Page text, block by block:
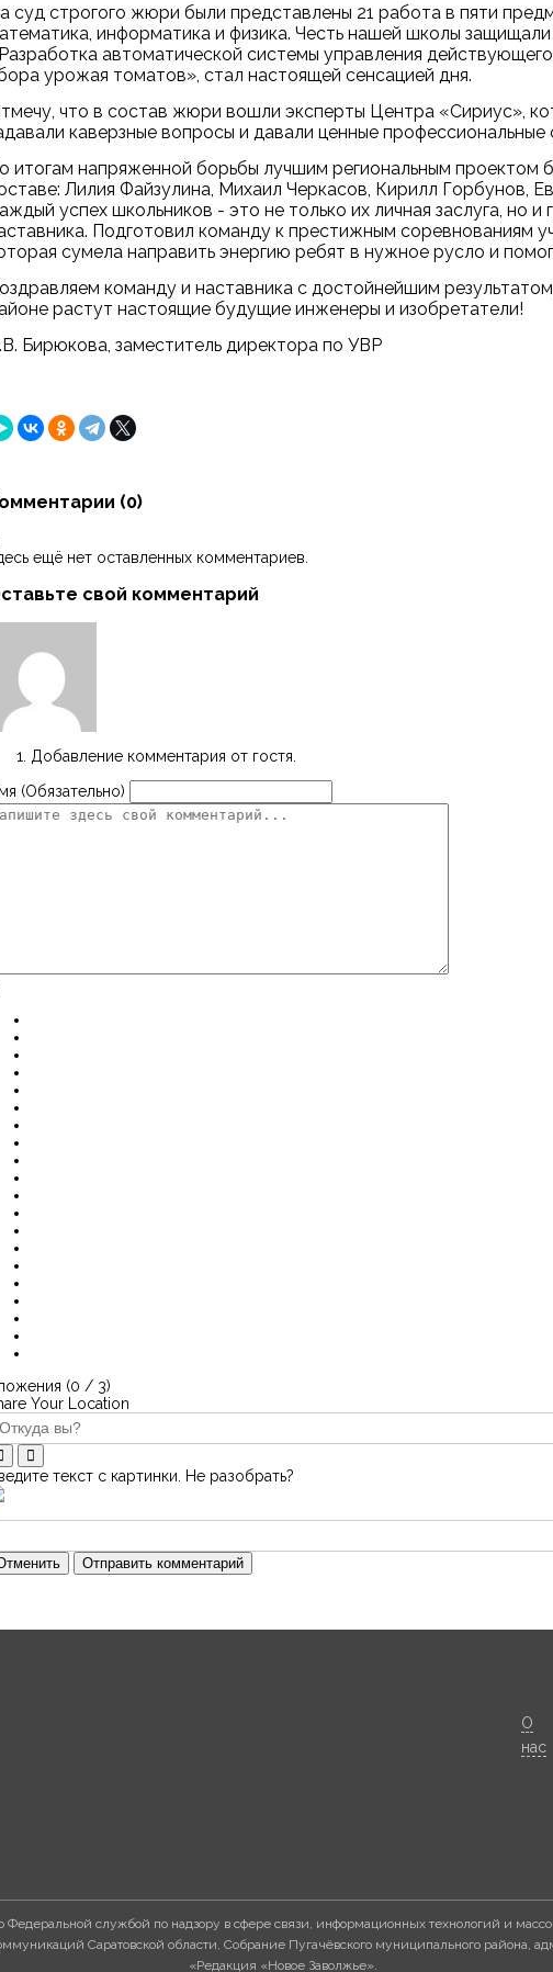
суд строгого жюри были представлены 21 работа в пяти
информатика и физика. Честь нашей школы
автоматической системы управления
урожая томатов», стал настоящей сенсацией дня.
что в состав жюри вошли эксперты Центра «Сириус»,
каверзные вопросы и давали ценные профессиональные
итогам напряженной борьбы лучшим региональным
Лилия Файзулина, Михаил Черкасов, Кирилл Горбунов,
успех школьников - это не только их личная заслуга, но
Подготовил команду к престижным соревнованиям
сумела направить энергию ребят в нужное русло и
команду и наставника с достойнейшим
растут настоящие будущие инженеры и изобретатели!
Бирюкова, заместитель директора по УВР
(0)
ещё нет оставленных комментариев.
свой комментарий
Добавление комментария от гостя.
(Обязательно)
(0 / 3)
Your Location
текст с картинки. Не разобрать?
Отправить комментарий
О
нас
Федеральной службой по надзору в сфере связи, информационных технологий и
Саратовской области, Собрание Пугачёвского муниципального района,
«Редакция «Новое Заволжье».